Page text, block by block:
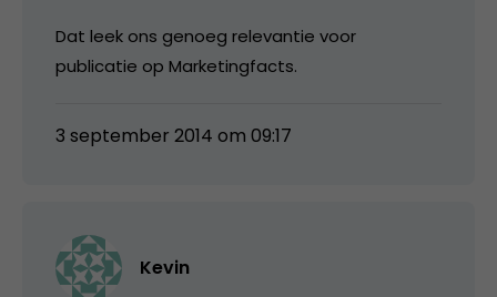
Dat leek ons genoeg relevantie voor
publicatie op Marketingfacts.
3 september 2014 om 09:17
Kevin